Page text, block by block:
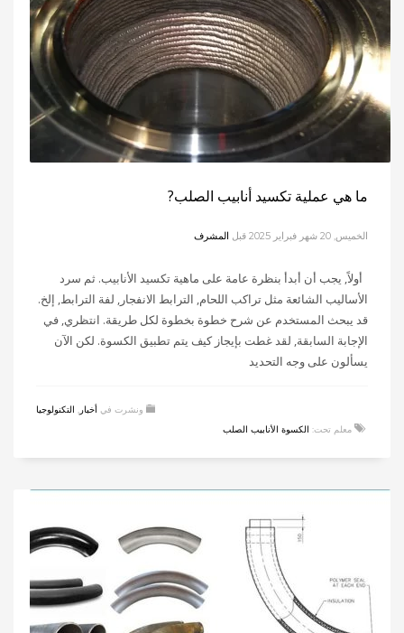
ما هي عملية تكسيد أنابيب الصلب?
الخميس, 20 شهر فبراير 2025 قبل المشرف
أولاً, يجب أن أبدأ بنظرة عامة على ماهية تكسيد الأنابيب. ثم سرد
الأساليب الشائعة مثل تراكب اللحام, الترابط الانفجار, لفة الترابط, إلخ.
قد يبحث المستخدم عن شرح خطوة بخطوة لكل طريقة. انتظري, في
الإجابة السابقة, لقد غطت بإيجاز كيف يتم تطبيق الكسوة. لكن الآن
يسألون على وجه التحديد
ونشرت في أخبار , التكنولوجيا
معلم تحت: الكسوة الأنابيب الصلب